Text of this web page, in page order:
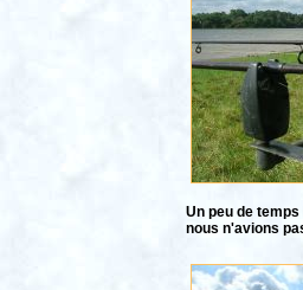
Un peu de
nous n'avions